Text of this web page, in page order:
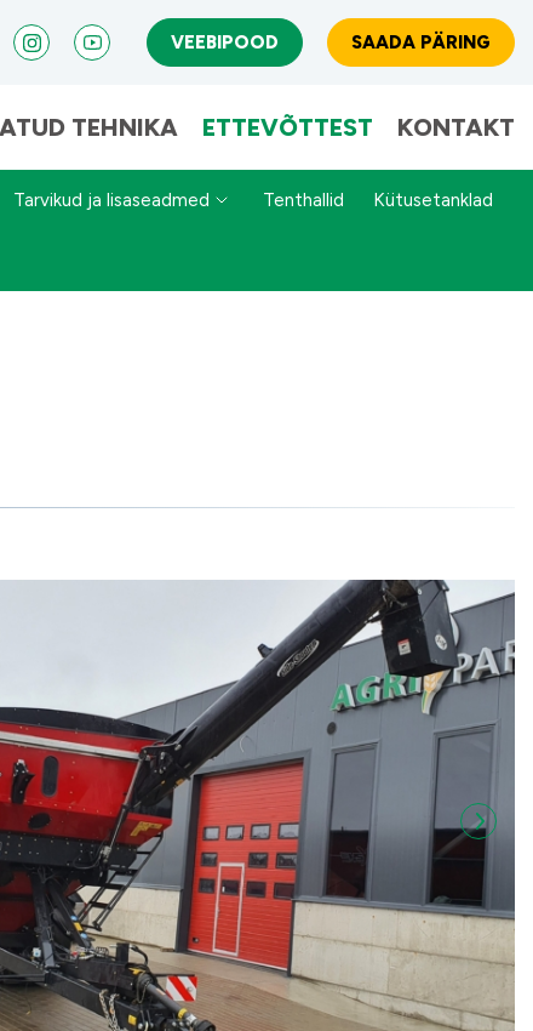
VEEBIPOOD SAADA PÄRING
TEHNIKA ETTEVÕTTEST KONTAKT
Tarvikud ja lisaseadmed Tenthallid Kütusetanklad